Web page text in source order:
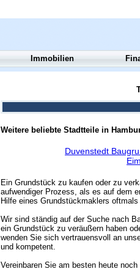
Weitere beliebte Stadtteile in
Duvenstedt
Ein Grundstück zu kaufen oder zu
aufwendiger Prozess, als es auf dem
Hilfe eines Grundstückmaklers
Wir sind ständig auf der Suche nach
ein Grundstück zu veräußern haben
wenden Sie sich vertrauensvoll an
und kompetent.
Vereinbaren Sie am besten heute
Immobilien